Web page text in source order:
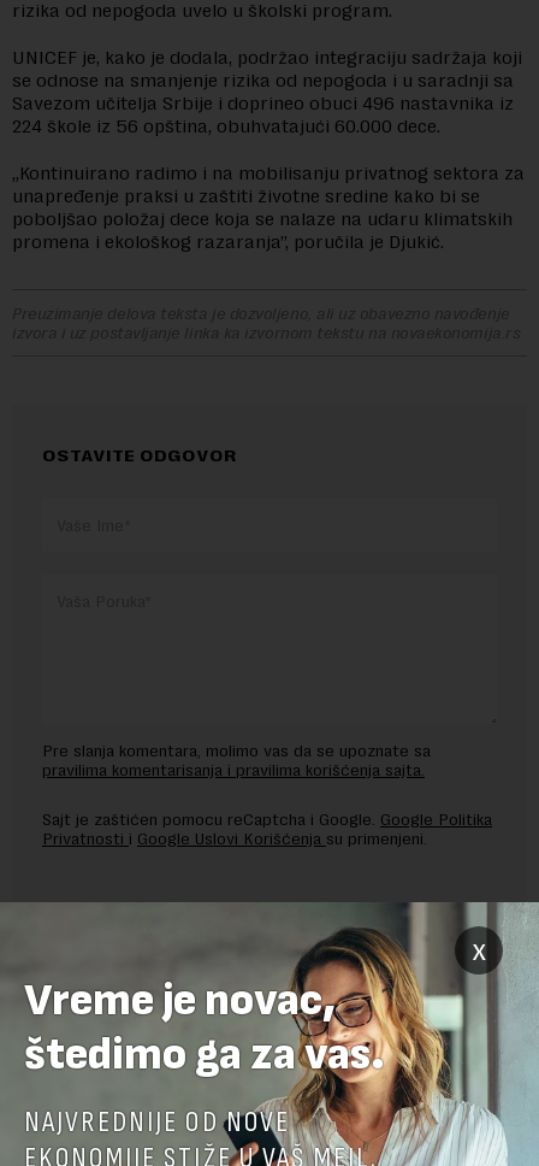
rizika od nepogoda uvelo u školski program.
UNICEF je, kako je dodala, podržao integraciju sadržaja koji
se odnose na smanjenje rizika od nepogoda i u saradnji sa
Savezom učitelja Srbije i doprineo obuci 496 nastavnika iz
224 škole iz 56 opština, obuhvatajući 60.000 dece.
„Kontinuirano radimo i na mobilisanju privatnog sektora za
unapređenje praksi u zaštiti životne sredine kako bi se
poboljšao položaj dece koja se nalaze na udaru klimatskih
promena i ekološkog razaranja”, poručila je Djukić.
Preuzimanje delova teksta je dozvoljeno, ali uz obavezno navođenje
izvora i uz postavljanje linka ka izvornom tekstu na novaekonomija.rs
OSTAVITE ODGOVOR
Pre slanja komentara, molimo vas da se upoznate sa
pravilima komentarisanja i pravilima korišćenja sajta.
Sajt je zaštićen pomocu reCaptcha i Google. Google Politika
Privatnosti i Google Uslovi Korišćenja su primenjeni.
x
Vreme je novac,
štedimo ga za vas.
NAJVREDNIJE OD NOVE
EKONOMIJE STIŽE U VAŠ MEJL.